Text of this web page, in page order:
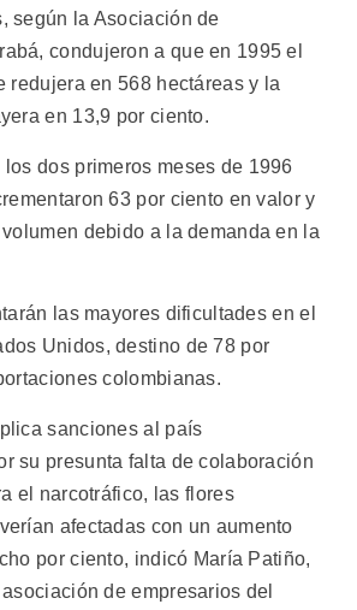
según la Asociación de
condujeron a que en 1995 el
redujera en 568 hectáreas y la
en 13,9 por ciento.
dos primeros meses de 1996
63 por ciento en valor y
debido a la demanda en la
las mayores dificultades en el
Unidos, destino de 78 por
colombianas.
sanciones al país
su presunta falta de colaboración
el narcotráfico, las flores
afectadas con un aumento
por ciento, indicó María Patiño,
de empresarios del